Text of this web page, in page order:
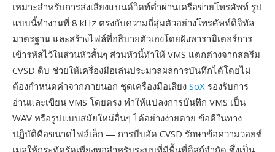
เหมาะสำหรับการส่งเสียงแบนด์วิดท์ต่ำผ่านเครือข่ายโทรศัพท์ รูป
แบบนี้ทำงานที่ 8 kHz ตรงกับความถี่สุ่มตัวอย่างโทรศัพท์ดิจิทัล
มาตรฐาน และสร้างไฟล์ที่อธิบายตัวเองโดยฝังพารามิเตอร์การ
เข้ารหัสไว้ในส่วนหัวสั้นๆ ส่วนหัวนี้ทำให้ VMS แตกต่างจากสตรีม
CVSD ดิบ ช่วยให้เครื่องมือเล่นประมวลผลการบันทึกได้โดยไม่
ต้องกำหนดค่าจากภายนอก ชุดเครื่องมือเสียง SoX รองรับการ
อ่านและเขียน VMS โดยตรง ทำให้แปลงการบันทึก VMS เป็น
WAV หรือรูปแบบสมัยใหม่อื่นๆ ได้อย่างง่ายดาย ข้อดีในทาง
ปฏิบัติคือขนาดไฟล์เล็ก — การบีบอัด CVSD รักษาข้อความวอยซ์
เมลให้กระทัดรัดเพียงพอสำหรับระบบที่มีพื้นที่ดิสก์จำกัด ซึ่งเป็น